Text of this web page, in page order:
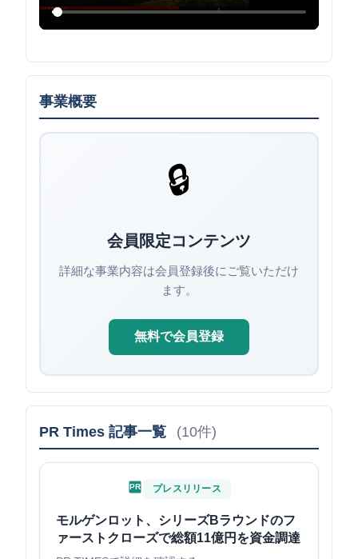
事業概要
🔒
会員限定コンテンツ
詳細な事業内容は会員登録後にご覧いただけ
ます。
無料で会員登録
PR Times 記事一覧 (10件)
PR プレスリリース
モルゲンロット、シリーズBラウンドのフ
ァーストクローズで総額11億円を資金調達